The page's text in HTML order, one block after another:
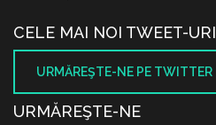
CELE MAI NOI TWEET-URI
URMĂREŞTE-NE PE TWITTER
URMĂREŞTE-NE